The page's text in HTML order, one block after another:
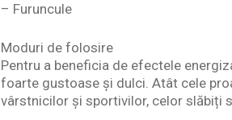
– Furuncule
Moduri de folosire
Pentru a beneficia de efectele
foarte gustoase și dulci. Atât cele
vârstnicilor și sportivilor, celor slăbiți